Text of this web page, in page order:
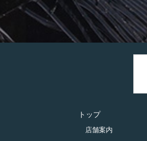
トップ
店舗案内